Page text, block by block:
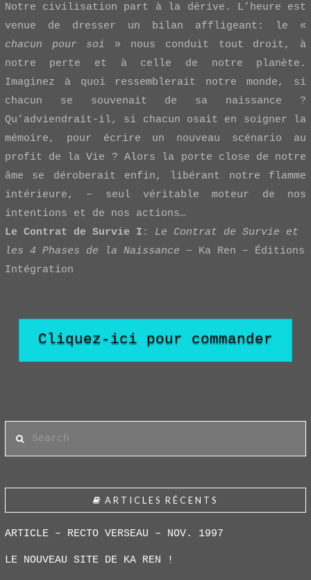
Notre civilisation part à la dérive. L’heure est
venue de dresser un bilan affligeant: le «
chacun pour soi » nous conduit tout droit, à
notre perte et à celle de notre planète.
Imaginez à quoi ressemblerait notre monde, si
chacun se souvenait de sa naissance ?
Qu’adviendrait-il, si chacun osait en soigner la
mémoire, pour écrire un nouveau scénario au
profit de la Vie ? Alors la porte close de notre
âme se déroberait enfin, libérant notre flamme
intérieure, – seul véritable moteur de nos
intentions et de nos actions…
Le Contrat de Survie I : Le Contrat de Survie et
les 4 Phases de la Naissance – Ka Ren – Éditions
Intégration
Cliquez-ici pour commander
ARTICLES RÉCENTS
ARTICLE – RECTO VERSEAU – NOV. 1997
LE NOUVEAU SITE DE KA REN !